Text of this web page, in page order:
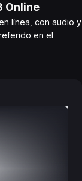
Online
línea, con audio y
en el